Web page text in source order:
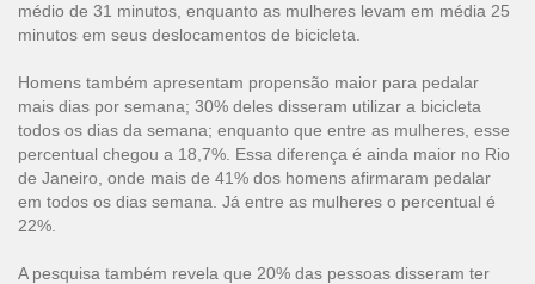
médio de 31 minutos, enquanto as mulheres levam em média 25
minutos em seus deslocamentos de bicicleta.
Homens também apresentam propensão maior para pedalar
mais dias por semana; 30% deles disseram utilizar a bicicleta
todos os dias da semana; enquanto que entre as mulheres, esse
percentual chegou a 18,7%. Essa diferença é ainda maior no Rio
de Janeiro, onde mais de 41% dos homens afirmaram pedalar
em todos os dias semana. Já entre as mulheres o percentual é
22%.
A pesquisa também revela que 20% das pessoas disseram ter